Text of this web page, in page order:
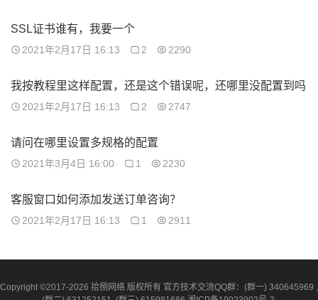
SSL证书谁有，我要一个
2021年2月17日 16:13 2 2290
我按教程里这样配置，还是这个错误呢，还哪里没配置到吗
2021年2月17日 16:13 2 2747
请问在哪里设置多规格的配置
2021年3月4日 16:00 1 2230
客服窗口如何添加发送订单咨询？
2021年2月17日 16:13 1 2911
Copyright ©2017-2026 拾捌网络 版权所有 官方技术交流QQ群：(群一) 340645969 ,